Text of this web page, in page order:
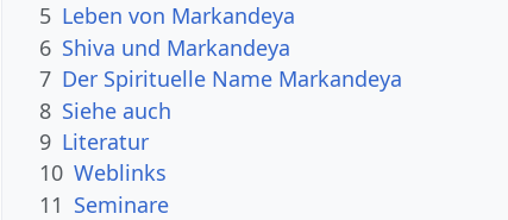
5 Leben von Markandeya
6 Shiva und Markandeya
7 Der Spirituelle Name Markandeya
8 Siehe auch
9 Literatur
10 Weblinks
11 Seminare